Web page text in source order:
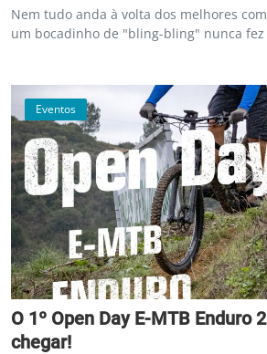
Nem tudo anda à volta dos melhores
um bocadinho de "bling-bling" nunca
Eventos
O 1º Open Day E-MTB Enduro
chegar!